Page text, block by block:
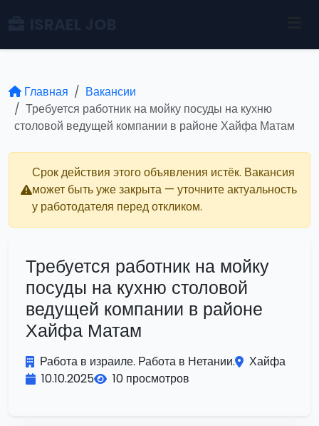
Главная
Вакансии
Требуется работник на мойку посуды на кухню
столовой ведущей компании в районе Хайфа Матам
Срок действия этого объявления истёк. Вакансия
может быть уже закрыта — уточните актуальность
у работодателя перед откликом.
Требуется работник на мойку
посуды на кухню столовой
ведущей компании в районе
Хайфа Матам
Работа в израиле. Работа в Нетании.
Хайфа
10.10.2025
10 просмотров